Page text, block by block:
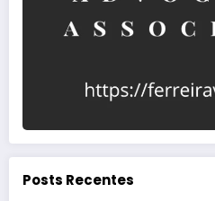
Posts Recentes